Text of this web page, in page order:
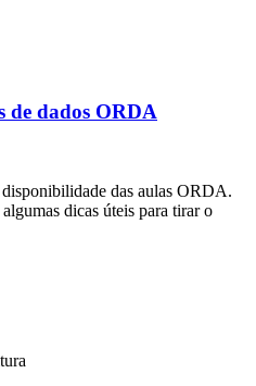
de dados ORDA
das aulas ORDA.
dicas úteis para tirar o